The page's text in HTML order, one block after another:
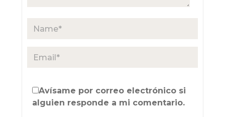
Avísame por correo electrónico si
alguien responde a mi comentario.